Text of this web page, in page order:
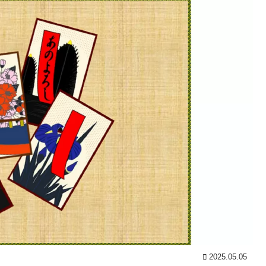
2025.05.05